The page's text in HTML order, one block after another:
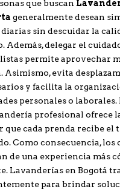
que buscan
generalmente desean
sin descuidar la
Además, delegar el
permite aprovechar
Asimismo, evita
y facilita la
personales o laborales.
profesional ofrece
que cada prenda recibe
Como consecuencia, los
de una experiencia más
Lavanderías en Bogotá
para brindar